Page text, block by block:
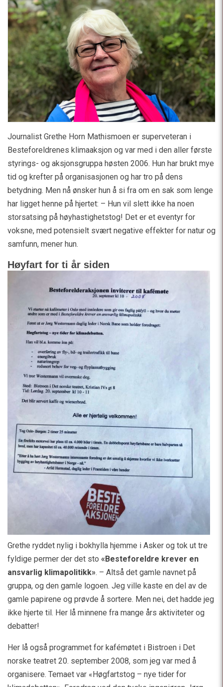
Journalist Grethe Horn Mathismoen er superveteran i
Besteforeldrenes klimaaksjon og var med i den aller første
styrings- og aksjonsgruppa høsten 2006. Hun har brukt mye
tid og krefter på organisasjonen og har tro på dens
betydning. Men nå ønsker hun å si fra om en sak som lenge
har ligget henne på hjertet: – Hun vil slett ikke ha noen
storsatsing på høyhastighetstog! Det er et eventyr for
voksne, med potensielt svært negative effekter for natur og
samfunn, mener hun.
Høyfart for ti år siden
Grethe ryddet nylig i bokhylla hjemme i Asker og tok ut tre
fyldige permer der det sto «Besteforeldre krever en
ansvarlig klimapolitikk». – Altså det gamle navnet på
gruppa, og den gamle logoen. Jeg ville kaste en del av de
gamle papirene og prøvde å sortere. Men nei, det hadde jeg
ikke hjerte til. Her lå minnene fra mange års aktiviteter og
debatter!
Her lå også programmet for kafémøtet i Bistroen i Det
norske teatret 20. september 2008, som jeg var med å
organisere. Temaet var «Høgfartstog – nye tider for